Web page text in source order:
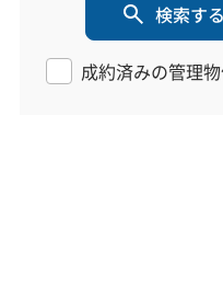
検索する
成約済みの管理